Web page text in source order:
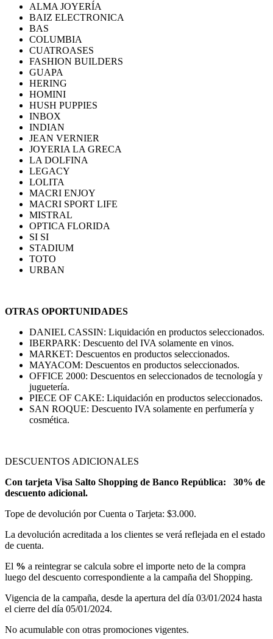
ALMA JOYERÍA
BAIZ ELECTRONICA
BAS
COLUMBIA
CUATROASES
FASHION BUILDERS
GUAPA
HERING
HOMINI
HUSH PUPPIES
INBOX
INDIAN
JEAN VERNIER
JOYERIA LA GRECA
LA DOLFINA
LEGACY
LOLITA
MACRI ENJOY
MACRI SPORT LIFE
MISTRAL
OPTICA FLORIDA
SI SI
STADIUM
TOTO
URBAN
OTRAS OPORTUNIDADES
DANIEL CASSIN: Liquidación en productos seleccionados.
IBERPARK: Descuento del IVA solamente en vinos.
MARKET: Descuentos en productos seleccionados.
MAYACOM: Descuentos en productos seleccionados.
OFFICE 2000: Descuentos en seleccionados de tecnología y
juguetería.
PIECE OF CAKE: Liquidación en productos seleccionados.
SAN ROQUE: Descuento IVA solamente en perfumería y
cosmética.
DESCUENTOS ADICIONALES
Con tarjeta Visa Salto Shopping de Banco República: 30% de
descuento adicional.
Tope de devolución por Cuenta o Tarjeta: $3.000.
La devolución acreditada a los clientes se verá reflejada en el estado
de cuenta.
El % a reintegrar se calcula sobre el importe neto de la compra
luego del descuento correspondiente a la campaña del Shopping.
Vigencia de la campaña, desde la apertura del día 03/01/2024 hasta
el cierre del día 05/01/2024.
No acumulable con otras promociones vigentes.